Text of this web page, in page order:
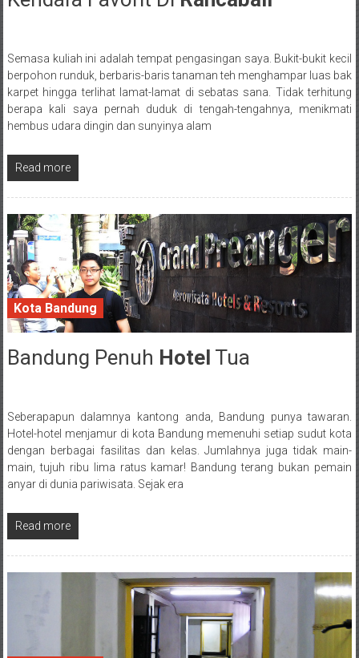
Posted By: wirawan
Semasa kuliah ini adalah tempat pengasingan saya. Bukit-bukit kecil
berpohon runduk, berbaris-baris tanaman teh menghampar luas bak
karpet hingga terlihat lamat-lamat di sebatas sana. Tidak terhitung
berapa kali saya pernah duduk di tengah-tengahnya, menikmati
hembus udara dingin dan sunyinya alam
Read more
Kota Bandung
25 September 2016
Bandung Penuh Hotel Tua
Posted By: wirawan
Seberapapun dalamnya kantong anda, Bandung punya tawaran.
Hotel-hotel menjamur di kota Bandung memenuhi setiap sudut kota
dengan berbagai fasilitas dan kelas. Jumlahnya juga tidak main-
main, tujuh ribu lima ratus kamar! Bandung terang bukan pemain
anyar di dunia pariwisata. Sejak era
Read more